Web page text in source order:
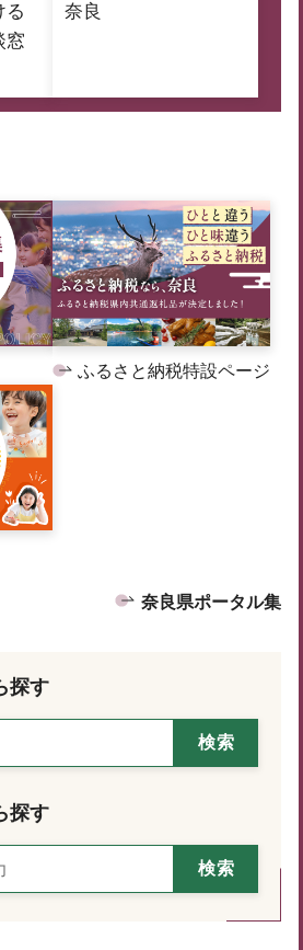
る
窓
奈良
ふるさと納税特設ページ
奈良県ポータル集
探す
探す